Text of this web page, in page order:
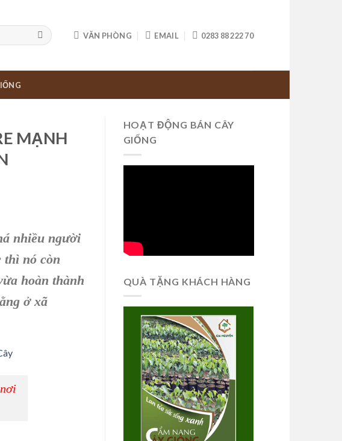
VĂN PHÒNG EMAIL 0283 88 222 70
MẠNH
nhiều người
thì nó còn
hoàn thành
ở xã
HOẠT ĐỘNG BÁN CÂY
GIỐNG
QUÀ TẶNG KHÁCH HÀNG